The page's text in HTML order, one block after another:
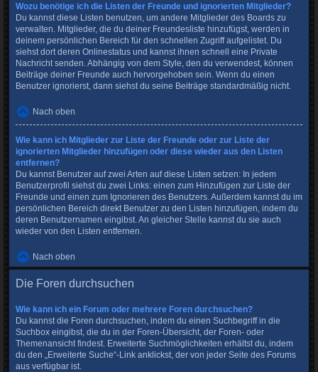
Wozu benötige ich die Listen der Freunde und ignorierten Mitglieder?
Du kannst diese Listen benutzen, um andere Mitglieder des Boards zu
verwalten. Mitglieder, die du deiner Freundesliste hinzufügst, werden in
deinem persönlichen Bereich für den schnellen Zugriff aufgelistet. Du
siehst dort deren Onlinestatus und kannst ihnen schnell eine Private
Nachricht senden. Abhängig von dem Style, den du verwendest, können
Beiträge deiner Freunde auch hervorgehoben sein. Wenn du einen
Benutzer ignorierst, dann siehst du seine Beiträge standardmäßig nicht.
Nach oben
Wie kann ich Mitglieder zur Liste der Freunde oder zur Liste der
ignorierten Mitglieder hinzufügen oder diese wieder aus den Listen
entfernen?
Du kannst Benutzer auf zwei Arten auf diese Listen setzen: In jedem
Benutzerprofil siehst du zwei Links: einen zum Hinzufügen zur Liste der
Freunde und einen zum Ignorieren des Benutzers. Außerdem kannst du im
persönlichen Bereich direkt Benutzer zu den Listen hinzufügen, indem du
deren Benutzernamen eingibst. An gleicher Stelle kannst du sie auch
wieder von den Listen entfernen.
Nach oben
Die Foren durchsuchen
Wie kann ich ein Forum oder mehrere Foren durchsuchen?
Du kannst die Foren durchsuchen, indem du einen Suchbegriff in die
Suchbox eingibst, die du in der Foren-Übersicht, der Foren- oder
Themenansicht findest. Erweiterte Suchmöglichkeiten erhältst du, indem
du den „Erweiterte Suche“-Link anklickst, der von jeder Seite des Forums
aus verfügbar ist.